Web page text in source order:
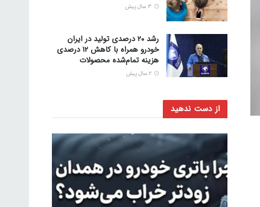
رشد ۲۰ درصدی تولید در ایران
خودرو همراه با کاهش ۱۲ درصدی
هزینه‌ تمام‌شده محصولات
از دست ندهید